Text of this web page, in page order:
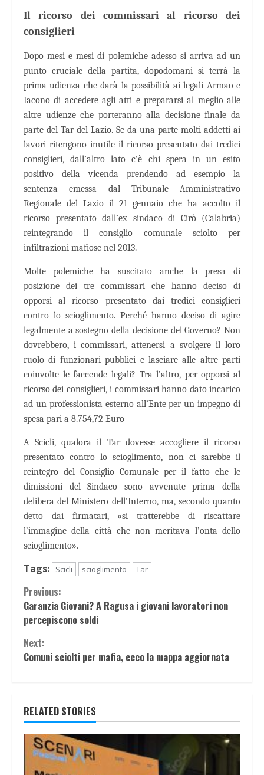
Il ricorso dei commissari al ricorso dei
consiglieri
Dopo mesi e mesi di polemiche adesso si arriva ad un
punto cruciale della partita, dopodomani si terrà la
prima udienza che darà la possibilità ai legali Armao e
Iacono di accedere agli atti e prepararsi al meglio alle
altre udienze che porteranno alla decisione finale da
parte del Tar del Lazio. Se da una parte molti addetti ai
lavori ritengono inutile il ricorso presentato dai tredici
consiglieri, dall’altro lato c’è chi spera in un esito
positivo della vicenda prendendo ad esempio la
sentenza emessa dal Tribunale Amministrativo
Regionale del Lazio il 21 gennaio che ha accolto il
ricorso presentato dall’ex sindaco di Cirò (Calabria)
reintegrando il consiglio comunale sciolto per
infiltrazioni mafiose nel 2013.
Molte polemiche ha suscitato anche la presa di
posizione dei tre commissari che hanno deciso di
opporsi al ricorso presentato dai tredici consiglieri
contro lo scioglimento. Perché hanno deciso di agire
legalmente a sostegno della decisione del Governo? Non
dovrebbero, i commissari, attenersi a svolgere il loro
ruolo di funzionari pubblici e lasciare alle altre parti
coinvolte le faccende legali? Tra l’altro, per opporsi al
ricorso dei consiglieri, i commissari hanno dato incarico
ad un professionista esterno all’Ente per un impegno di
spesa pari a 8.754,72 Euro-
A Scicli, qualora il Tar dovesse accogliere il ricorso
presentato contro lo scioglimento, non ci sarebbe il
reintegro del Consiglio Comunale per il fatto che le
dimissioni del Sindaco sono avvenute prima della
delibera del Ministero dell’Interno, ma, secondo quanto
detto dai firmatari, «si tratterebbe di riscattare
l’immagine della città che non meritava l’onta dello
scioglimento».
Tags: Scicli scioglimento Tar
Continue
Reading
Previous:
Garanzia Giovani? A Ragusa i giovani lavoratori non
percepiscono soldi
Next:
Comuni sciolti per mafia, ecco la mappa aggiornata
RELATED STORIES